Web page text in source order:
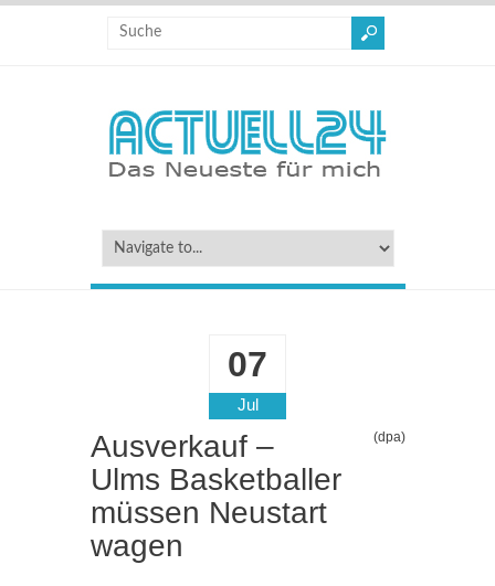
07
Jul
Ausverkauf –
Ulms Basketballer
müssen Neustart
wagen
(dpa)